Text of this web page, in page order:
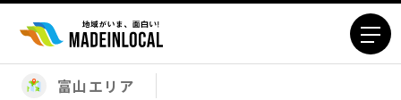
富山エリア